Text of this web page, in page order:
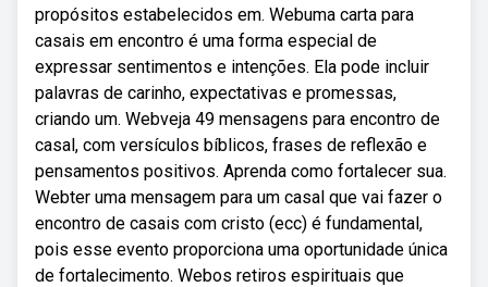
propósitos estabelecidos em. Webuma carta para
casais em encontro é uma forma especial de
expressar sentimentos e intenções. Ela pode incluir
palavras de carinho, expectativas e promessas,
criando um. Webveja 49 mensagens para encontro de
casal, com versículos bíblicos, frases de reflexão e
pensamentos positivos. Aprenda como fortalecer sua.
Webter uma mensagem para um casal que vai fazer o
encontro de casais com cristo (ecc) é fundamental,
pois esse evento proporciona uma oportunidade única
de fortalecimento. Webos retiros espirituais que